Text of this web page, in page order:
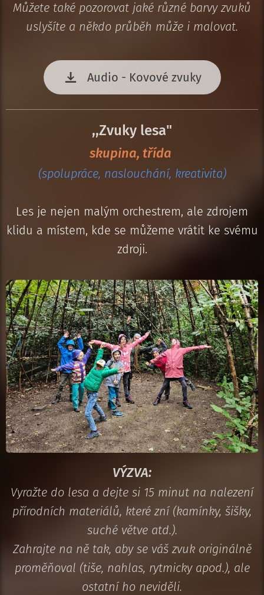
Můžete také pozorovat jaké různé barvy zvuků
uslyšíte a někdo průběh může i malovat.
Audio - Kovové zvuky
,,Zvuky lesa"
skupina, třída
(spolupráce, naslouchání, kreativita)
Les je nejen malým orchestrem, ale zdrojem
klidu a místem, kde se můžeme vrátit ke svému
zdroji.
VÝZVA:
Vyražte do lesa a dejte si 15 minut na nalezení
přírodních materiálů, které zní (kamínky, šišky,
suché větve atd.).
Zahrajte na ně tak, aby se váš zvuk originálně
proměňoval (tiše, nahlas, rytmicky apod.), ale
ostatní ho neviděli.